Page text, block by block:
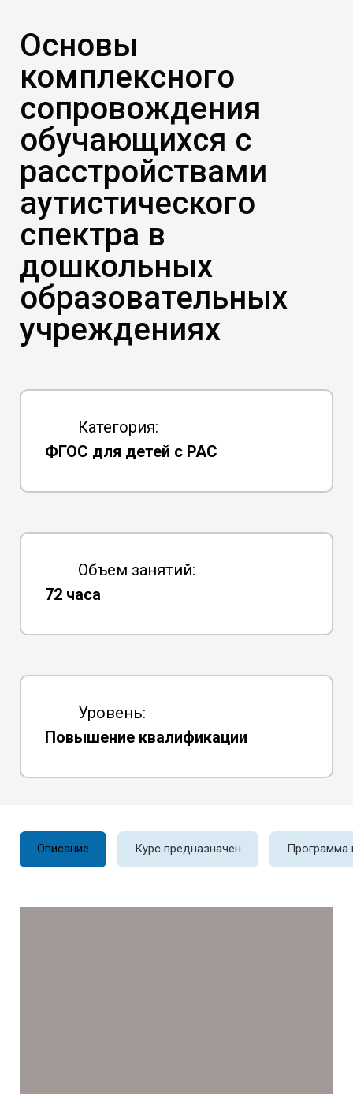
Основы
комплексного
сопровождения
обучающихся с
расстройствами
аутистического
спектра в
дошкольных
образовательных
учреждениях
Категория:
ФГОС для детей с РАС
Объем занятий:
72 часа
Уровень:
Повышение квалификации
Описание Курс предназначен Программа